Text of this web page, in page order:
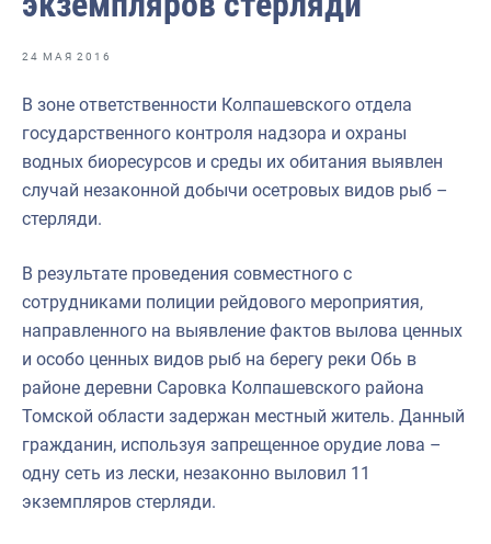
Отраслевые СМИ
Выставки и конференции
Научно-практическая литература
Рыбоохрана России
Отрасль в цифрах
Инфографика
Укрепление духовно-нравственных ценностей
24 МАЯ 2016
В зоне ответственности Колпашевского отдела
государственного контроля надзора и охраны
водных биоресурсов и среды их обитания выявлен
случай незаконной добычи осетровых видов рыб –
стерляди.
В результате проведения совместного с
сотрудниками полиции рейдового мероприятия,
направленного на выявление фактов вылова ценных
и особо ценных видов рыб на берегу реки Обь в
районе деревни Саровка Колпашевского района
Томской области задержан местный житель. Данный
гражданин, используя запрещенное орудие лова –
одну сеть из лески, незаконно выловил 11
экземпляров стерляди.